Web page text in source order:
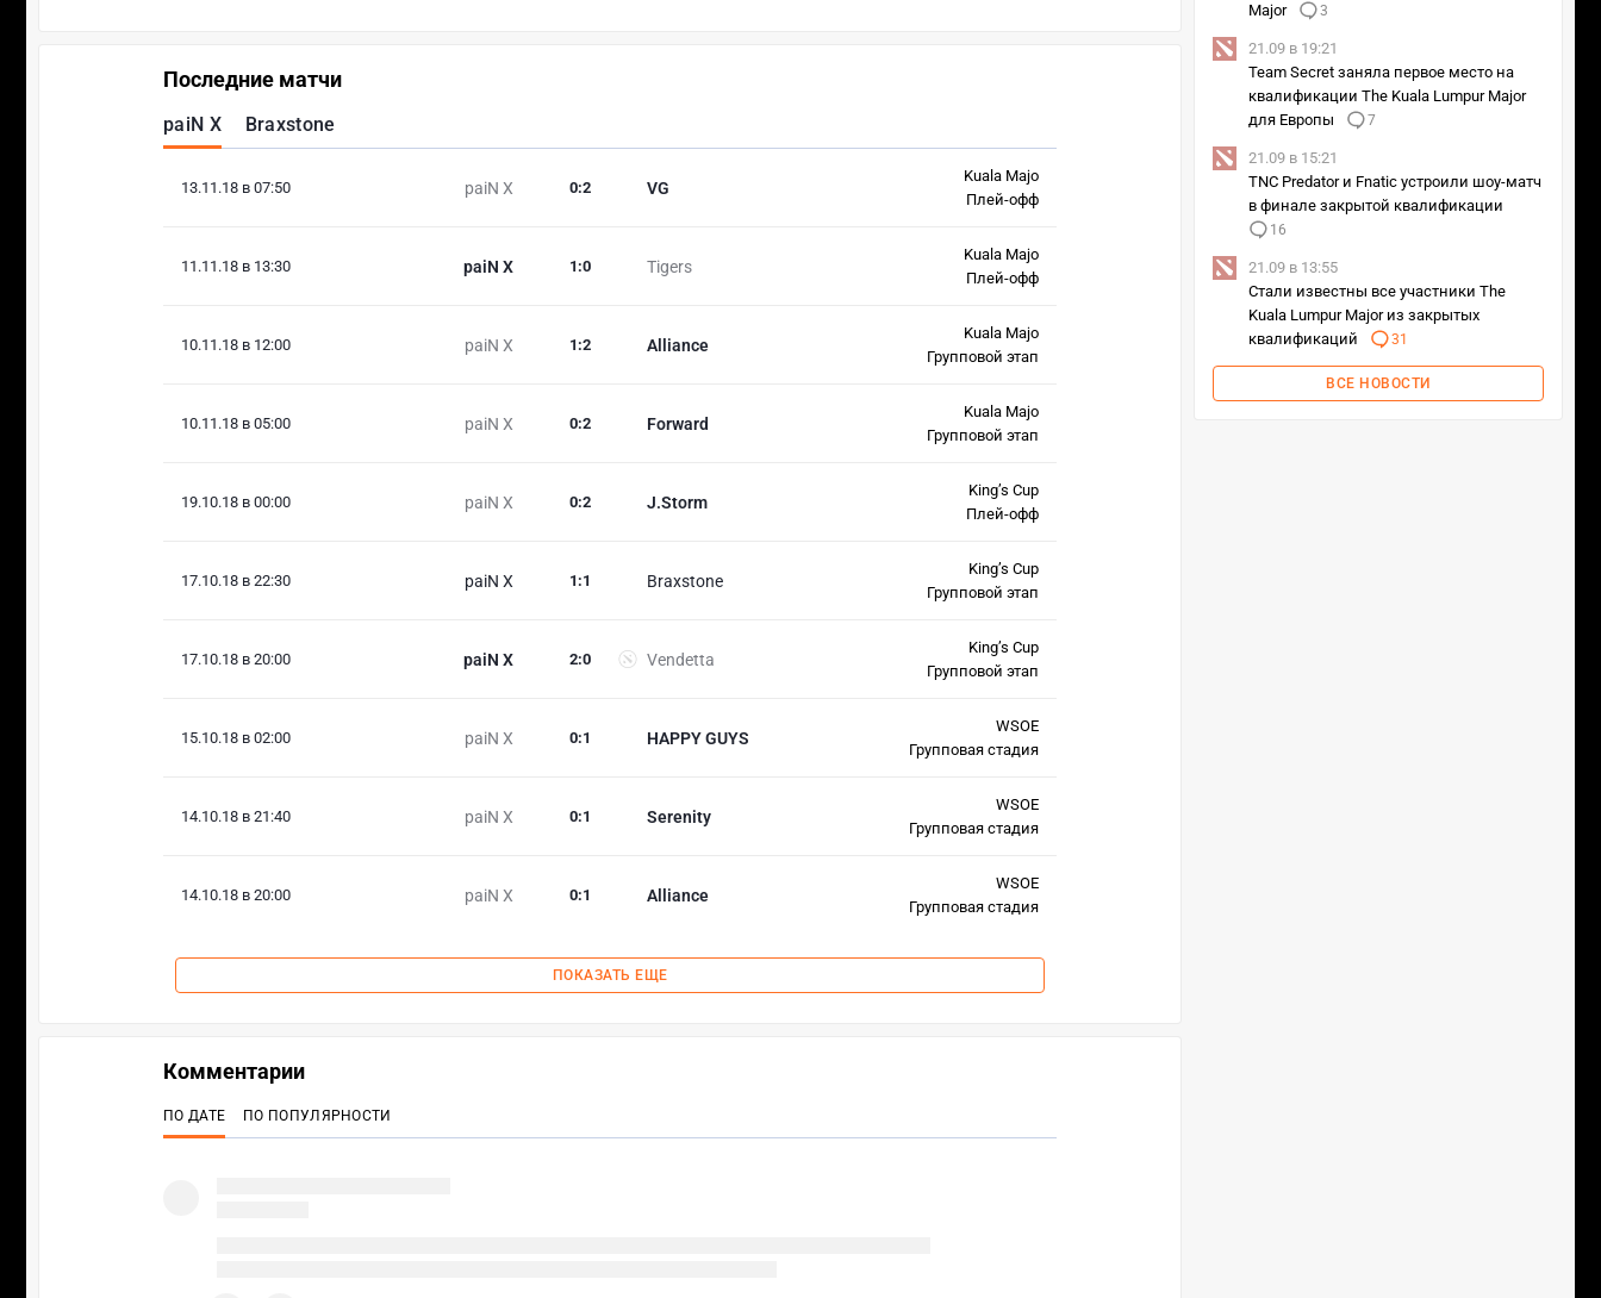
Последние матчи
paiN X Braxstone
13.11.18 в 07:50 paiN X VG
0:2
Kuala Majo
Плей-офф
11.11.18 в 13:30 paiN X Tigers
1 :0
Kuala Majo
Плей-офф
10.11.18 в 12:00 paiN X Alliance
1 :2
Kuala Majo
Групповой этап
10.11.18 в 05:00 paiN X Forward
0:2
Kuala Majo
Групповой этап
19.10.18 в 00:00 paiN X J.Storm
0:2
King’s Cup
Плей-офф
17.10.18 в 22:30 paiN X Braxstone
1 :1
King’s Cup
Групповой этап
17.10.18 в 20:00 paiN X Vendetta
2:0
King’s Cup
Групповой этап
15.10.18 в 02:00 paiN X HAPPY GUYS
0:1
WSOE
Групповая стадия
14.10.18 в 21:40 paiN X Serenity
0:1
WSOE
Групповая стадия
14.10.18 в 20:00 paiN X Alliance
0:1
WSOE
Групповая стадия
ПОКАЗАТЬ ЕЩЕ
Major
3
21.09 в 19:21
Team Secret заняла первое место на
квалификации The Kuala Lumpur Major
для Европы
7
21.09 в 15:21
TNC Predator и Fnatic устроили шоу-матч
в финале закрытой квалификации
16
21.09 в 13:55
Стали известны все участники The
Kuala Lumpur Major из закрытых
квалификаций
31
ВСЕ НОВОСТИ
Комментарии
ПО ДАТЕ ПО ПОПУЛЯРНОСТИ